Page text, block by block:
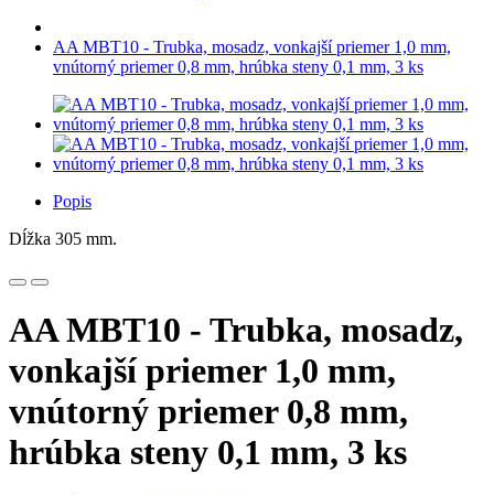
AA MBT10 - Trubka, mosadz, vonkajší priemer 1,0 mm,
vnútorný priemer 0,8 mm, hrúbka steny 0,1 mm, 3 ks
Popis
Dĺžka 305 mm.
AA MBT10 - Trubka, mosadz,
vonkajší priemer 1,0 mm,
vnútorný priemer 0,8 mm,
hrúbka steny 0,1 mm, 3 ks